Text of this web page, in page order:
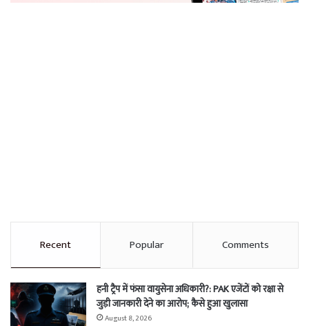
Recent Popular Comments
हनी ट्रैप में फंसा वायुसेना अधिकारी?: PAK एजेंटों को रक्षा से
जुड़ी जानकारी देने का आरोप; कैसे हुआ खुलासा
August 8, 2026